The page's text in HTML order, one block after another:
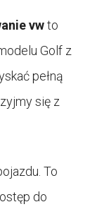
vwto
Golf z
pełną
się z
To
do